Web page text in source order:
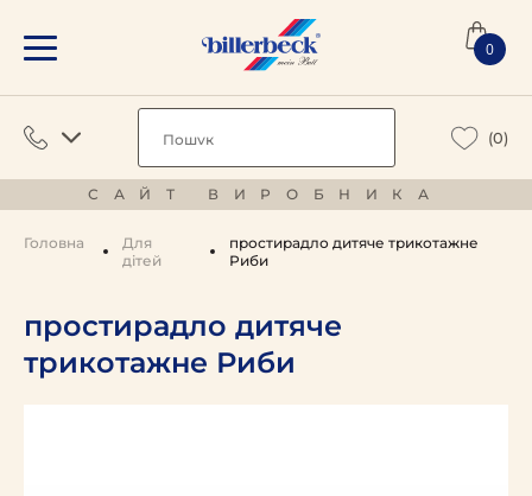
0
(0)
САЙТ ВИРОБНИКА
Головна
Для
дітей
простирадло дитяче трикотажне
Риби
простирадло дитяче
трикотажне Риби